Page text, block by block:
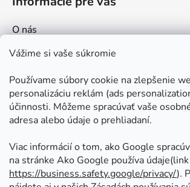
Vážime si vaše súkromie
Používame súbory cookie na zlepšenie
personalizáciu reklám (ads
účinnosti. Môžeme spracúvať vaše
adresa alebo údaje o prehliadaní.
Viac informácií o tom, ako Google
na stránke Ako Google používa údaje(link
https://business.safety.google/privacy/⁩).
O nás
Kontakt
Ako nakupovať
Obchodné podmienky
Ochrana osobných údajov
Odstúpenie od zmluvy
Prijímame online platby